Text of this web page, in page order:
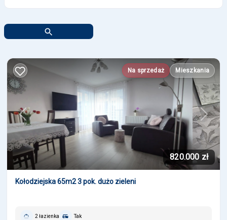
Na sprzedaż Mieszkania
Previous Next
820.000 zł
Kołodziejska 65m2 3 pok. dużo zieleni
2 łazienka Tak